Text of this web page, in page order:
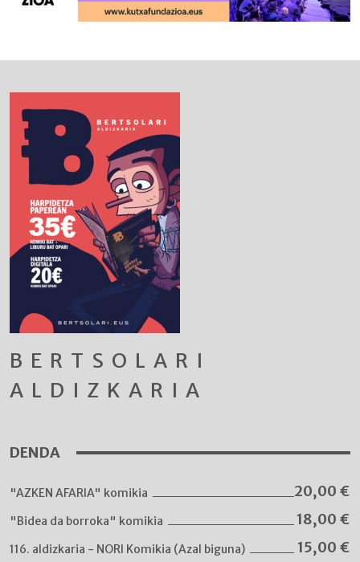
BERTSOLARI
ALDIZKARIA
DENDA
"AZKEN AFARIA" komikia 20,00 €
"Bidea da borroka" komikia 18,00 €
116. aldizkaria - NORI Komikia (Azal biguna) 15,00 €